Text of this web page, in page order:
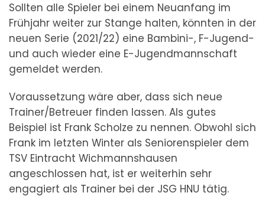
Sollten alle Spieler bei einem Neuanfang im
Frühjahr weiter zur Stange halten, könnten in der
neuen Serie (2021/22) eine Bambini-, F-Jugend-
und auch wieder eine E-Jugendmannschaft
gemeldet werden.
Voraussetzung wäre aber, dass sich neue
Trainer/Betreuer finden lassen. Als gutes
Beispiel ist Frank Scholze zu nennen. Obwohl sich
Frank im letzten Winter als Seniorenspieler dem
TSV Eintracht Wichmannshausen
angeschlossen hat, ist er weiterhin sehr
engagiert als Trainer bei der JSG HNU tätig.